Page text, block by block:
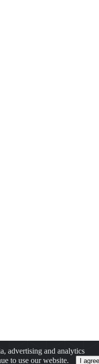
advertising and analytics
to use our website.
I agree